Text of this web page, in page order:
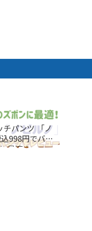
チパンツ 「ノ
998円でバイ
最適！